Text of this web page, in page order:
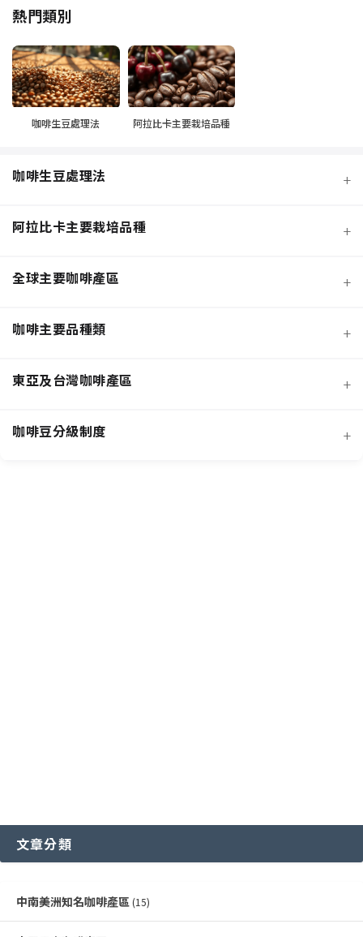
熱門類別
咖啡生豆處理法 阿拉比卡主要栽培品種
咖啡生豆處理法 +
阿拉比卡主要栽培品種 +
全球主要咖啡產區 +
咖啡主要品種類 +
東亞及台灣咖啡產區 +
咖啡豆分級制度 +
文章分類
中南美洲知名咖啡產區 (15)